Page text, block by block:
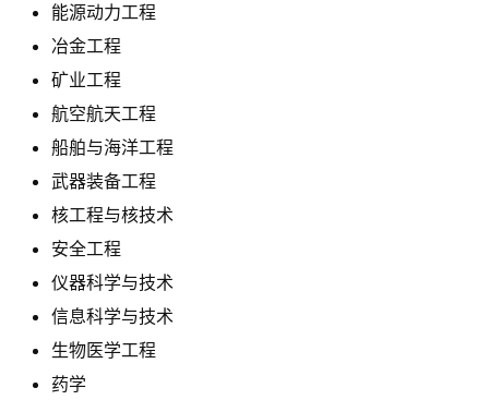
能源动力工程
冶金工程
矿业工程
航空航天工程
船舶与海洋工程
武器装备工程
核工程与核技术
安全工程
仪器科学与技术
信息科学与技术
生物医学工程
药学